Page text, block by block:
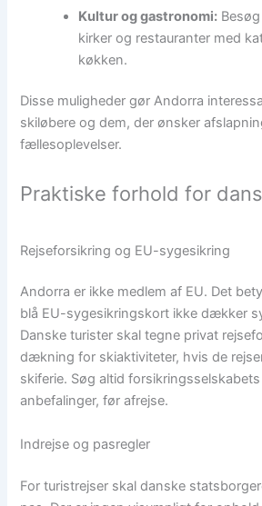
Kultur og gastronomi:
kirker og restauranter med
køkken.
Disse muligheder gør Andorra
skiløbere og dem, der ønsker
fællesoplevelser.
Praktiske forhold for
Rejseforsikring og EU-sygesikring
Andorra er ikke medlem af EU. Det
blå EU-sygesikringskort ikke dækker
Danske turister skal tegne privat
dækning for skiaktiviteter, hvis de
skiferie. Søg altid
anbefalinger, før afrejse.
Indrejse og pasregler
For turistrejser skal danske